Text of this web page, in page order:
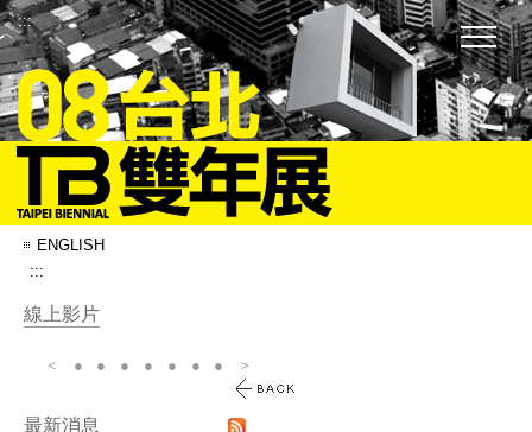
:::
ENGLISH
:::
線上影片
＜ ● ● ● ● ● ● ● ＞
最新消息